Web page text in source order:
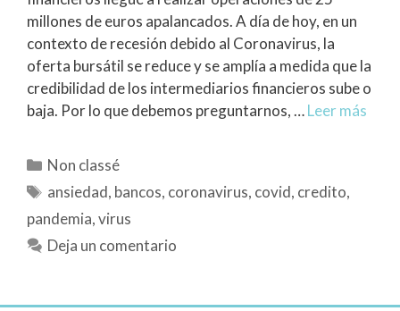
millones de euros apalancados. A día de hoy, en un
contexto de recesión debido al Coronavirus, la
oferta bursátil se reduce y se amplía a medida que la
credibilidad de los intermediarios financieros sube o
baja. Por lo que debemos preguntarnos, …Leer más
Non classé
ansiedad, bancos, coronavirus, covid, credito,
pandemia,virus
Deja un comentario